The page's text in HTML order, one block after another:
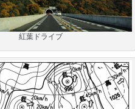
紅葉ドライブ